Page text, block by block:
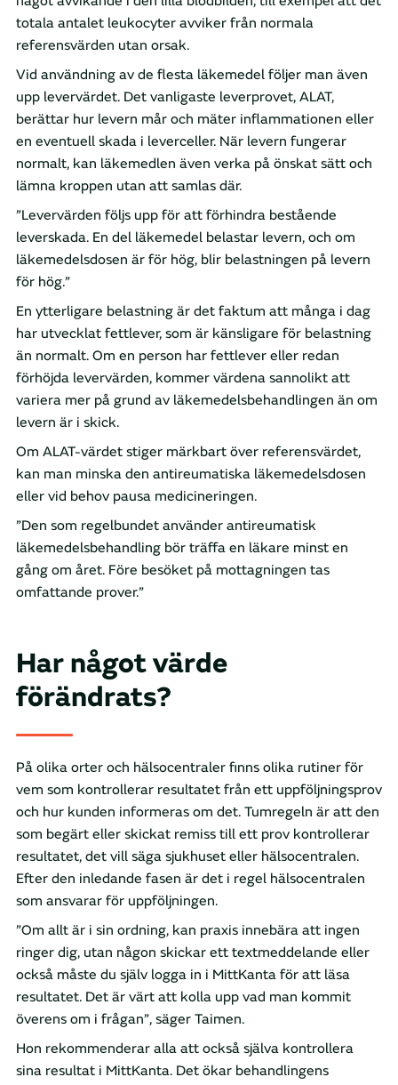
totala antalet leukocyter avviker från normala
referensvärden utan orsak.
Vid användning av de flesta läkemedel följer man även
upp levervärdet. Det vanligaste leverprovet, ALAT,
berättar hur levern mår och mäter inflammationen eller
en eventuell skada i leverceller. När levern fungerar
normalt, kan läkemedlen även verka på önskat sätt och
lämna kroppen utan att samlas där.
”Levervärden följs upp för att förhindra bestående
leverskada. En del läkemedel belastar levern, och om
läkemedelsdosen är för hög, blir belastningen på levern
för hög.”
En ytterligare belastning är det faktum att många i dag
har utvecklat fettlever, som är känsligare för belastning
än normalt. Om en person har fettlever eller redan
förhöjda levervärden, kommer värdena sannolikt att
variera mer på grund av läkemedelsbehandlingen än om
levern är i skick.
Om ALAT-värdet stiger märkbart över referensvärdet,
kan man minska den antireumatiska läkemedelsdosen
eller vid behov pausa medicineringen.
”Den som regelbundet använder antireumatisk
läkemedelsbehandling bör träffa en läkare minst en
gång om året. Före besöket på mottagningen tas
omfattande prover.”
Har något värde
förändrats?
På olika orter och hälsocentraler finns olika rutiner för
vem som kontrollerar resultatet från ett uppföljningsprov
och hur kunden informeras om det. Tumregeln är att den
som begärt eller skickat remiss till ett prov kontrollerar
resultatet, det vill säga sjukhuset eller hälsocentralen.
Efter den inledande fasen är det i regel hälsocentralen
som ansvarar för uppföljningen.
”Om allt är i sin ordning, kan praxis innebära att ingen
ringer dig, utan någon skickar ett textmeddelande eller
också måste du själv logga in i MittKanta för att läsa
resultatet. Det är värt att kolla upp vad man kommit
överens om i frågan”, säger Taimen.
Hon rekommenderar alla att också själva kontrollera
sina resultat i MittKanta. Det ökar behandlingens